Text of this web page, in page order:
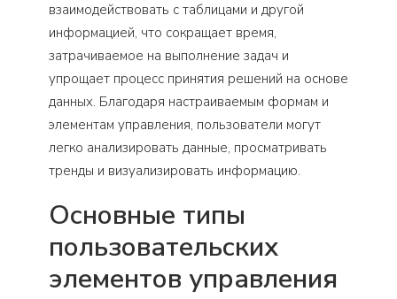
взаимодействовать с таблицами и другой
информацией, что сокращает время,
затрачиваемое на выполнение задач и
упрощает процесс принятия решений на основе
данных. Благодаря настраиваемым формам и
элементам управления, пользователи могут
легко анализировать данные, просматривать
тренды и визуализировать информацию.
Основные типы
пользовательских
элементов управления